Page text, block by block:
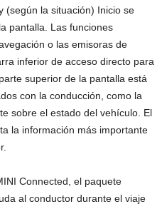
(según la situación) Inicio se
pantalla. Las funciones
o las emisoras de
inferior de acceso directo para
superior de la pantalla está
con la conducción, como la
sobre el estado del vehículo. El
la información más importante
Connected, el paquete
al conductor durante el viaje